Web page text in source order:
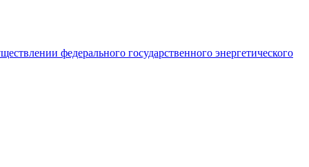
федерального государственного энергетического